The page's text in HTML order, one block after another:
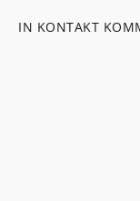
IN KONTAKT